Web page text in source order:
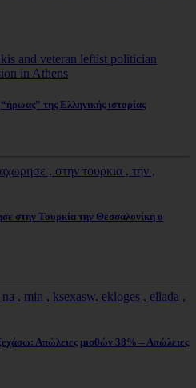
της Ελληνικής ιστορίας
στην Τουρκία την Θεσσαλονίκη ο
Απώλειες μισθών 38% – Απώλειες